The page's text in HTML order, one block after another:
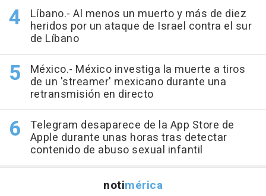
Líbano.- Al menos un muerto y más de diez
heridos por un ataque de Israel contra el sur
de Líbano
México.- México investiga la muerte a tiros
de un 'streamer' mexicano durante una
retransmisión en directo
Telegram desaparece de la App Store de
Apple durante unas horas tras detectar
contenido de abuso sexual infantil
notimérica